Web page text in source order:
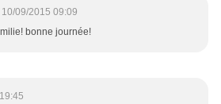
10/09/2015 09:09
bonne journée!